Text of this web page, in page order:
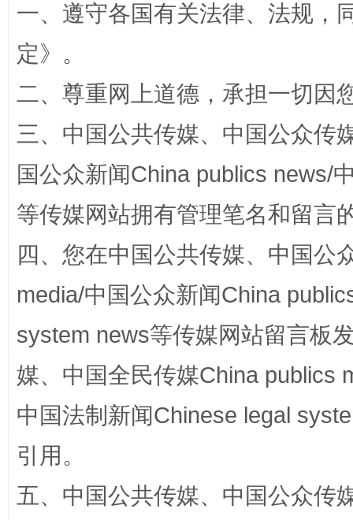
全民健身五年计划来了！等你上场
阿坝州三大球赛在茂县开幕 规模
国家大学科技园优化重塑工作
一、遵守各国有关法律、法规，
定》。
二、尊重网上道德，承担一切因
三、中国公共传媒、中国公众传
国公众新闻China publics news/
等传媒网站拥有管理笔名和留言
四、您在中国公共传媒、中国公
media/中国公众新闻China
system news等传媒网站留言板
媒、中国全民传媒China publics
中国法制新闻Chinese legal
引用。
五、中国公共传媒、中国公众传